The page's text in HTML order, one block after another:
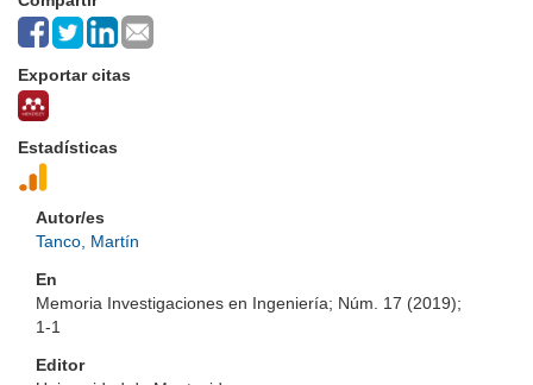
Exportar citas
Estadísticas
Autor/es
Tanco, Martín
En
Memoria Investigaciones en Ingeniería; Núm. 17 (2019);
1-1
Editor